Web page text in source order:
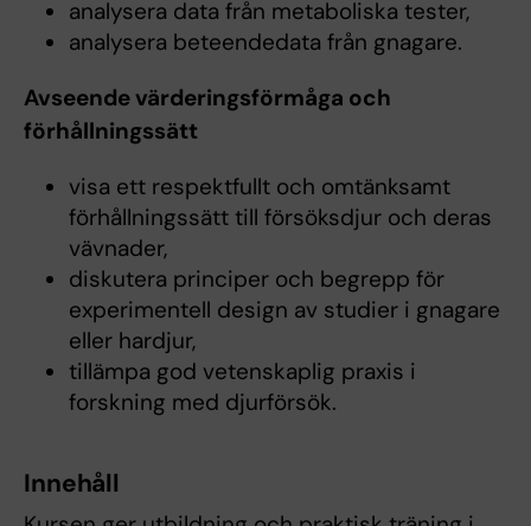
analysera data från metaboliska tester,
analysera beteendedata från gnagare.
Avseende värderingsförmåga och
förhållningssätt
visa ett respektfullt och omtänksamt
förhållningssätt till försöksdjur och deras
vävnader,
diskutera principer och begrepp för
experimentell design av studier i gnagare
eller hardjur,
tillämpa god vetenskaplig praxis i
forskning med djurförsök.
Innehåll